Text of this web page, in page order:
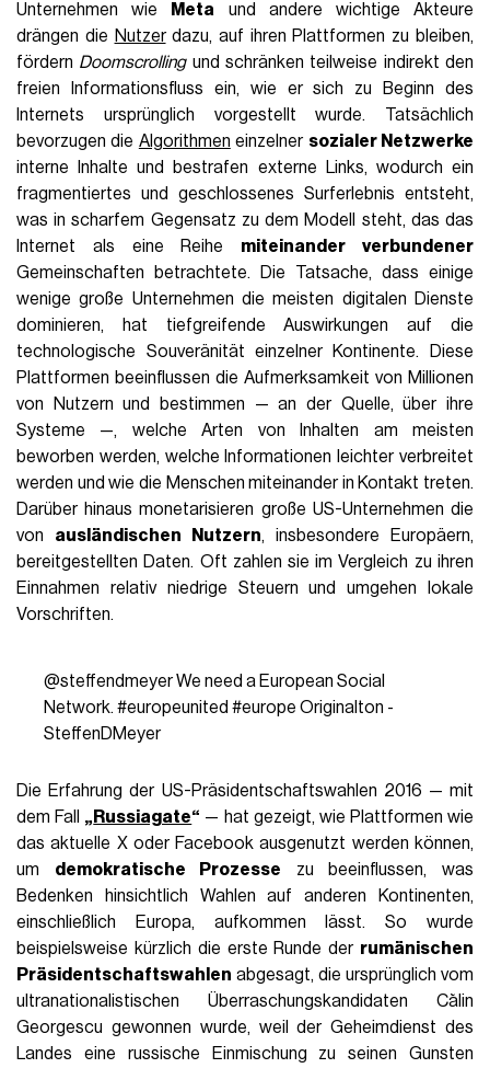
Unternehmen wie
Meta und andere wichtige Akteure
drängen die Nutzerdazu, auf ihren Plattformen zu bleiben,
fördern Doomscrollingund schränken teilweise indirekt den
freien Informationsfluss ein, wie er sich zu Beginn des
Internets ursprünglich vorgestellt wurde. Tatsächlich
bevorzugen die Algorithmen einzelner sozialer Netzwerke
interne Inhalte und bestrafen externe Links, wodurch ein
fragmentiertes und geschlossenes Surferlebnis entsteht,
was in scharfem Gegensatz zu dem Modell steht, das das
Internet als eine Reihe miteinander verbundener
Gemeinschaften betrachtete. Die Tatsache, dass einige
wenige große Unternehmen die meisten digitalen Dienste
dominieren, hat tiefgreifende Auswirkungen auf die
technologische Souveränität einzelner Kontinente. Diese
Plattformen beeinflussen die Aufmerksamkeit von Millionen
von Nutzern und bestimmen — an der Quelle, über ihre
Systeme —, welche Arten von Inhalten am meisten
beworben werden, welche Informationen leichter verbreitet
werden und wie die Menschen miteinander in Kontakt treten.
Darüber hinaus monetarisieren große US-Unternehmen die
von ausländischen Nutzern, insbesondere Europäern,
bereitgestellten Daten. Oft zahlen sie im Vergleich zu ihren
Einnahmen relativ niedrige Steuern und umgehen lokale
Vorschriften.
@steffendmeyerWe need a European Social
Network. #europeunited #europe Originalton -
SteffenDMeyer
Die Erfahrung der US-Präsidentschaftswahlen 2016 — mit
dem Fall „ Russiagate“ — hat gezeigt, wie Plattformen wie
das aktuelle X oder Facebook ausgenutzt werden können,
um demokratische Prozesse zu beeinflussen, was
Bedenken hinsichtlich Wahlen auf anderen Kontinenten,
einschließlich Europa, aufkommen lässt. So wurde
beispielsweise kürzlich die erste Runde der rumänischen
Präsidentschaftswahlen abgesagt, die ursprünglich vom
ultranationalistischen Überraschungskandidaten Călin
Georgescu gewonnen wurde, weil der Geheimdienst des
Landes eine russische Einmischung zu seinen Gunsten